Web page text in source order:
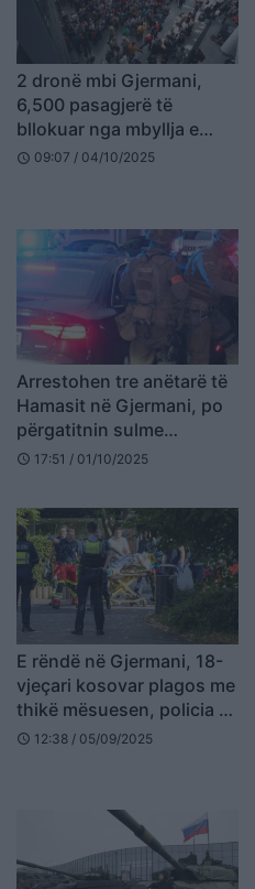
2 dronë mbi Gjermani,
6,500 pasagjerë të
bllokuar nga mbyllja e
aeroportit të Mynihut
schedule 09:07 / 04/10/2025
Arrestohen tre anëtarë të
Hamasit në Gjermani, po
përgatitnin sulme
terroriste ndaj
schedule 17:51 / 01/10/2025
E rëndë në Gjermani, 18-
vjeçari kosovar plagos me
thikë mësuesen, policia e
vret gjatë ndjekjes
schedule 12:38 / 05/09/2025